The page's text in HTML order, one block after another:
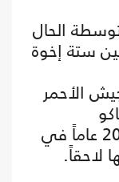
الحال
ستة إخوة
الأحمر
شيغينوبو، وهي بدورها قضت 20 عاماً في
لاحقاً.